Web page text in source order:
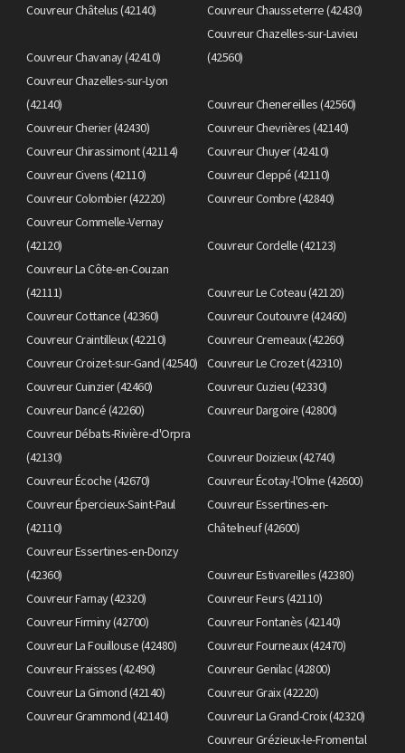
Couvreur Châtelus (42140)
Couvreur Chausseterre (42430)
Couvreur Chavanay (42410)
Couvreur Chazelles-sur-Lavieu
(42560)
Couvreur Chazelles-sur-Lyon
(42140)
Couvreur Chenereilles (42560)
Couvreur Cherier (42430)
Couvreur Chevrières (42140)
Couvreur Chirassimont (42114)
Couvreur Chuyer (42410)
Couvreur Civens (42110)
Couvreur Cleppé (42110)
Couvreur Colombier (42220)
Couvreur Combre (42840)
Couvreur Commelle-Vernay
(42120)
Couvreur Cordelle (42123)
Couvreur La Côte-en-Couzan
(42111)
Couvreur Le Coteau (42120)
Couvreur Cottance (42360)
Couvreur Coutouvre (42460)
Couvreur Craintilleux (42210)
Couvreur Cremeaux (42260)
Couvreur Croizet-sur-Gand (42540)
Couvreur Le Crozet (42310)
Couvreur Cuinzier (42460)
Couvreur Cuzieu (42330)
Couvreur Dancé (42260)
Couvreur Dargoire (42800)
Couvreur Débats-Rivière-d'Orpra
(42130)
Couvreur Doizieux (42740)
Couvreur Écoche (42670)
Couvreur Écotay-l'Olme (42600)
Couvreur Épercieux-Saint-Paul
(42110)
Couvreur Essertines-en-
Châtelneuf (42600)
Couvreur Essertines-en-Donzy
(42360)
Couvreur Estivareilles (42380)
Couvreur Farnay (42320)
Couvreur Feurs (42110)
Couvreur Firminy (42700)
Couvreur Fontanès (42140)
Couvreur La Fouillouse (42480)
Couvreur Fourneaux (42470)
Couvreur Fraisses (42490)
Couvreur Genilac (42800)
Couvreur La Gimond (42140)
Couvreur Graix (42220)
Couvreur Grammond (42140)
Couvreur La Grand-Croix (42320)
Couvreur Grézieux-le-Fromental